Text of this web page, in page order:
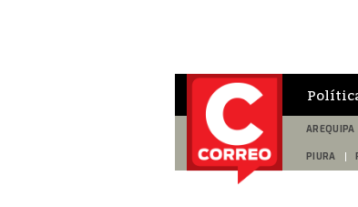
AREQUIPA
PIURA